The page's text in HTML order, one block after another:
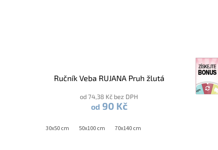
Ručník Veba RUJANA Pruh žlutá
od 74,38 Kč bez DPH
od 90 Kč
30x50 cm 50x100 cm 70x140 cm